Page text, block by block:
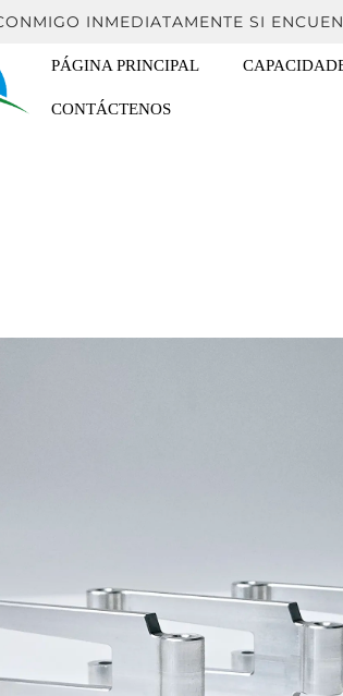
INMEDIATAMENTE SI
PÁGINA PRINCIPAL
CONTÁCTENOS